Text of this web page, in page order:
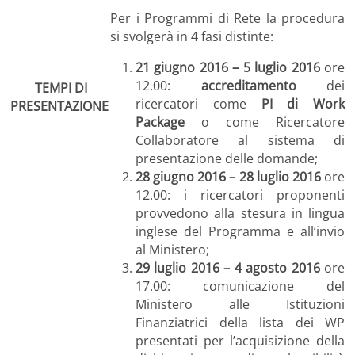
TEMPI DI
PRESENTAZIONE
Per i Programmi di Rete la procedura
si svolgerà in 4 fasi distinte:
21 giugno 2016 – 5 luglio 2016ore
12.00: accreditamentodei
ricercatori come PI di Work
Package o come Ricercatore
Collaboratore al sistema di
presentazione delle domande;
28 giugno 2016 – 28 luglio 2016ore
12.00: i ricercatori proponenti
provvedono alla stesura in lingua
inglese del Programma e all’invio
al Ministero;
29 luglio 2016 – 4 agosto 2016ore
17.00: comunicazione del
Ministero alle Istituzioni
Finanziatrici della lista dei WP
presentati per l’acquisizione della